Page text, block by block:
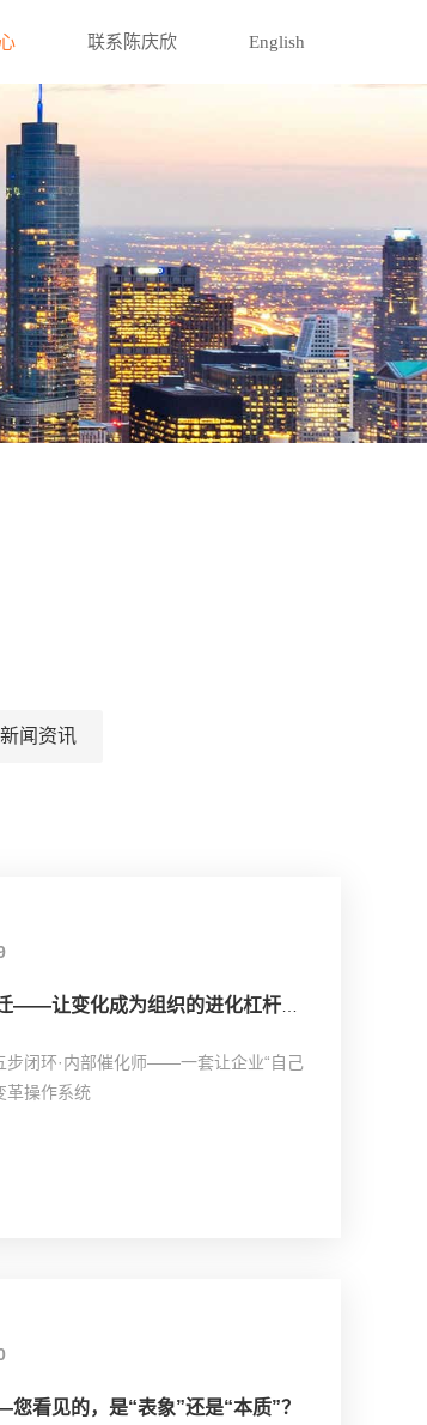
联系陈庆欣 English
新闻资讯
步闭环·内部催化师——一套让企业“自己
革操作系统
看见的，是“表象”还是“本质”？